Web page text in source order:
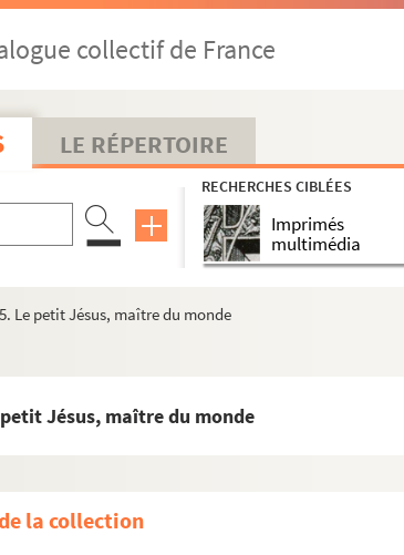
collectif de France
LE RÉPERTOIRE
RECHERCHES CIBLÉES
Imprimés
multimédia
Le petit Jésus, maître du monde
Jésus, maître du monde
la collection
Statues du petit Jésus
Statues du petit Jésus
Statues du petit Jésus
Statues du petit Jésus
Statues du petit Jésus
Statues du petit Jésus
Statues du petit Jésus
Statues du petit Jésus